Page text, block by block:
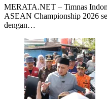
MERATA.NET – Timnas
ASEAN Championship 2026
dengan…